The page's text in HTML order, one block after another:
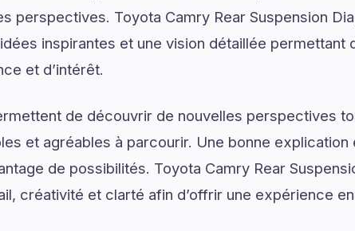
perspectives. Toyota Camry Rear Suspension
inspirantes et une vision détaillée permettant
et d’intérêt.
de découvrir de nouvelles perspectives
et agréables à parcourir. Une bonne explication
de possibilités. Toyota Camry Rear
créativité et clarté afin d’offrir une expérience